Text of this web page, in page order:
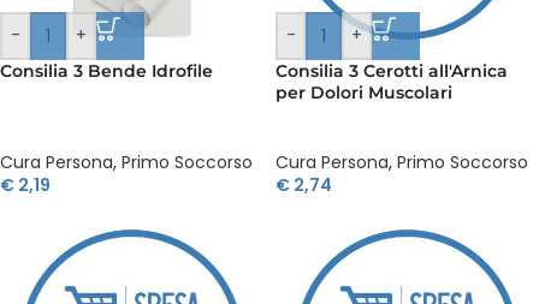
- +
Consilia 3 Bende Idrofile
Cura Persona, Primo Soccorso
€ 2,19
- +
Consilia 3 Cerotti all'Arnica
per Dolori Muscolari
Cura Persona, Primo Soccorso
€ 2,74